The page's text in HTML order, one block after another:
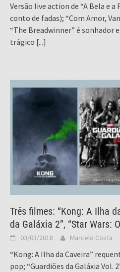
Versão live action de “A Bela e
conto de fadas); “Com Amor,
“The Breadwinner” é sonhador
trágico [...]
Três filmes: “Kong: A Ilha
da Galáxia 2”, “Star Wars:
03/03/2018 Marcelo Costa
“Kong: A Ilha da Caveira”
pop; “Guardiões da Galáxia